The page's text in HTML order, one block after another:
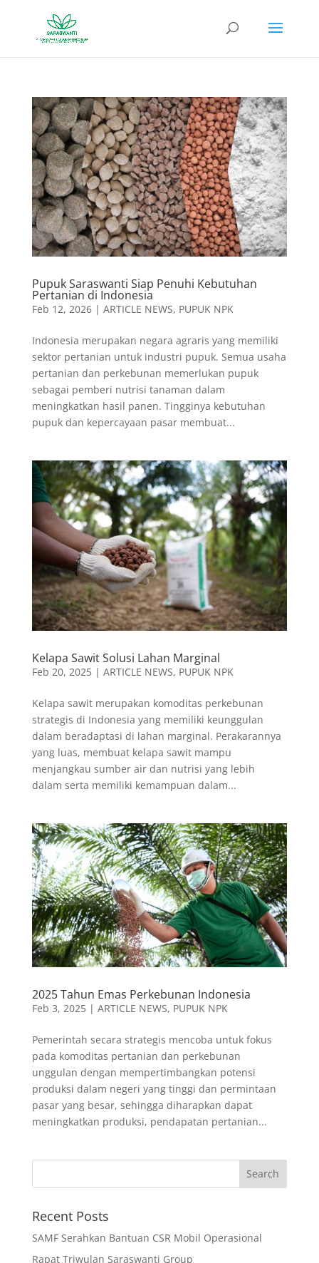
Pupuk Saraswanti Siap Penuhi Kebutuhan
Pertanian di Indonesia
Feb 12, 2026| ARTICLE NEWS, PUPUK NPK
Indonesia merupakan negara agraris yang memiliki
sektor pertanian untuk industri pupuk. Semua usaha
pertanian dan perkebunan memerlukan pupuk
sebagai pemberi nutrisi tanaman dalam
meningkatkan hasil panen. Tingginya kebutuhan
pupuk dan kepercayaan pasar membuat...
Kelapa Sawit Solusi Lahan Marginal
Feb 20, 2025| ARTICLE NEWS, PUPUK NPK
Kelapa sawit merupakan komoditas perkebunan
strategis di Indonesia yang memiliki keunggulan
dalam beradaptasi di lahan marginal. Perakarannya
yang luas, membuat kelapa sawit mampu
menjangkau sumber air dan nutrisi yang lebih
dalam serta memiliki kemampuan dalam...
2025 Tahun Emas Perkebunan Indonesia
Feb 3, 2025| ARTICLE NEWS, PUPUK NPK
Pemerintah secara strategis mencoba untuk fokus
pada komoditas pertanian dan perkebunan
unggulan dengan mempertimbangkan potensi
produksi dalam negeri yang tinggi dan permintaan
pasar yang besar, sehingga diharapkan dapat
meningkatkan produksi, pendapatan pertanian...
Recent Posts
SAMF Serahkan Bantuan CSR Mobil Operasional
Rapat Triwulan Saraswanti Group